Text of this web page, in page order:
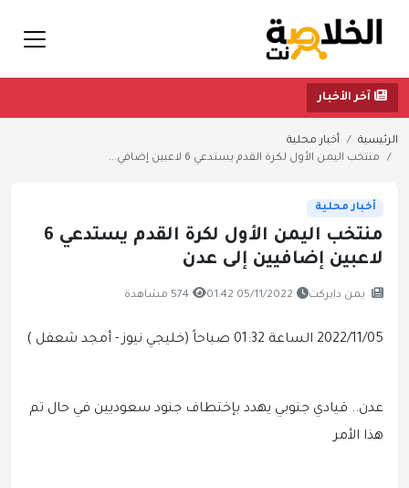
آخر الأخبار
الرئيسية
أخبار محلية
منتخب اليمن الأول لكرة القدم يستدعي 6 لاعبين إضافي...
أخبار محلية
منتخب اليمن الأول لكرة القدم يستدعي 6
لاعبين إضافيين إلى عدن
يمن دايركت 05/11/2022 01:42 574 مشاهدة
2022/11/05 الساعة 01:32 صباحاً (خليجي نيوز - أمجد شعفل )
عدن.. قيادي جنوبي يهدد بإختطاف جنود سعوديين في حال تم
هذا الأمر